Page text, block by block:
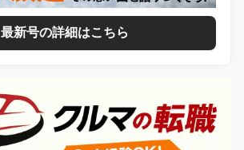
最新号の詳細はこちら